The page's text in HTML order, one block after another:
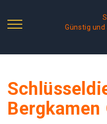
Günstig
Bergkamen